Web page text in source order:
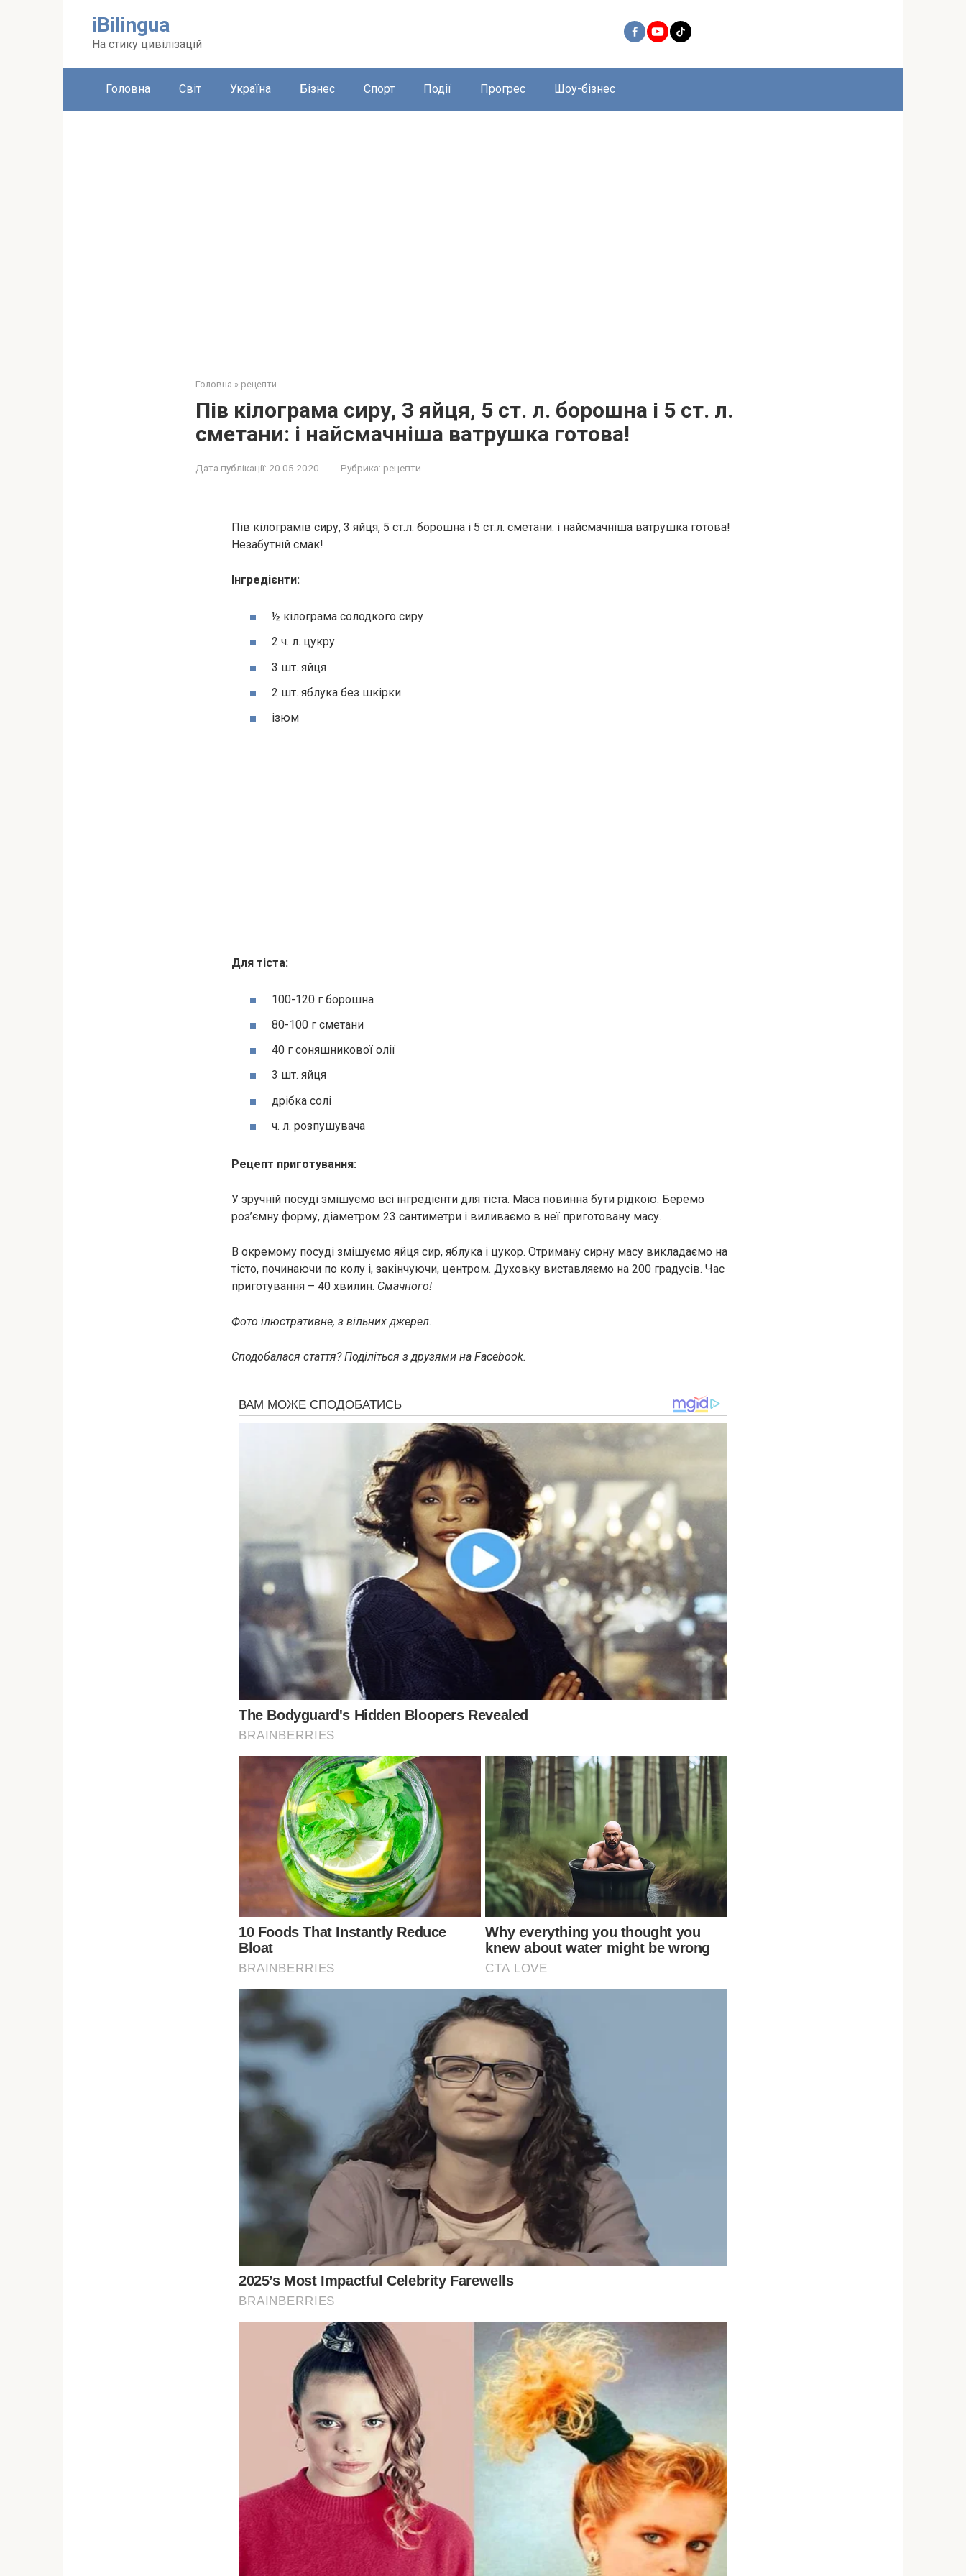
iBilingua
На стику цивілізацій
Головна Світ Україна Бізнес Спорт Події Прогрес Шоу-бізнес
Головна » рецепти
Пів кілограма сиру, 3 яйця, 5 ст. л. борошна і 5 ст. л.
сметани: і найсмачніша ватрушка готова!
Дата публікації: 20.05.2020 Рубрика: рецепти
Пів кілограмів сиру, 3 яйця, 5 ст.л. борошна і 5 ст.л. сметани: і найсмачніша ватрушка готова!
Незабутній смак!
Інгредієнти:
½ кілограма солодкого сиру
2 ч. л. цукру
3 шт. яйця
2 шт. яблука без шкірки
ізюм
Для тіста:
100-120 г борошна
80-100 г сметани
40 г соняшникової олії
3 шт. яйця
дрібка солі
ч. л. розпушувача
Рецепт приготування:
У зручній посуді змішуємо всі інгредієнти для тіста. Маса повинна бути рідкою. Беремо
роз’ємну форму, діаметром 23 сантиметри і виливаємо в неї приготовану масу.
В окремому посуді змішуємо яйця сир, яблука і цукор. Отриману сирну масу викладаємо на
тісто, починаючи по колу і, закінчуючи, центром. Духовку виставляємо на 200 градусів. Час
приготування – 40 хвилин. Смачного!
Фото ілюстративне, з вільних джерел.
Сподобалася стаття? Поділіться з друзями на Facebook.